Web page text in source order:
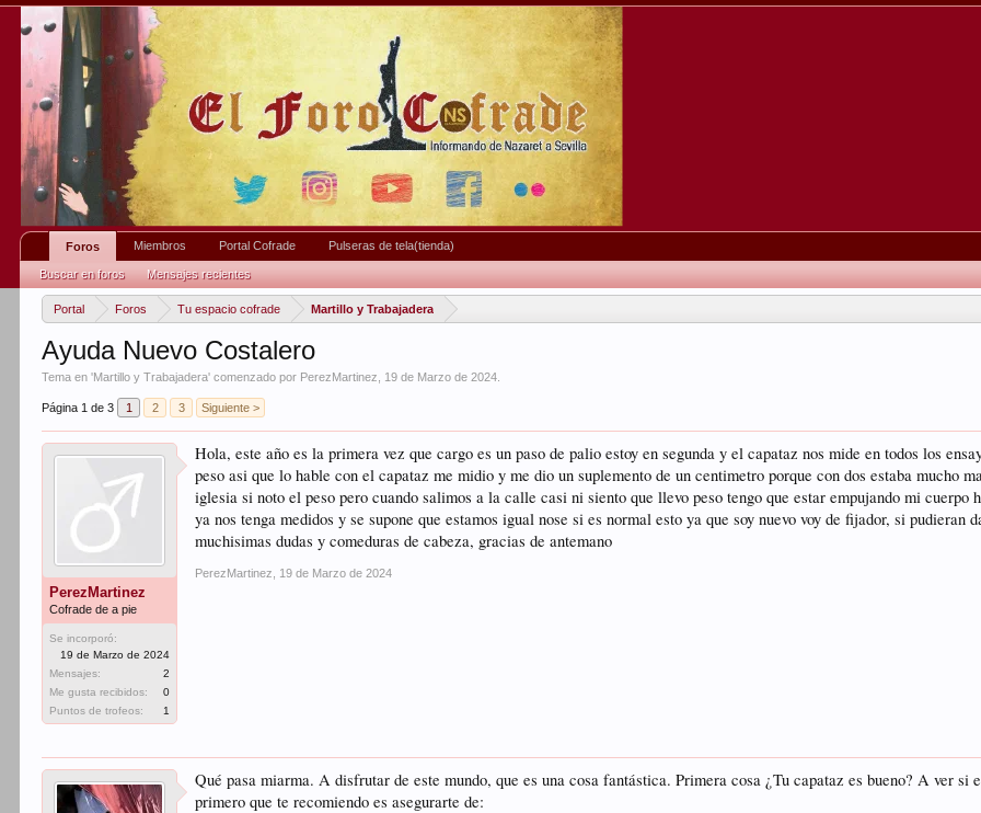
Portal Foros Tu espacio cofrade Martillo y Trabajadera
Ayuda Nuevo Costalero
Tema en 'Martillo y Trabajadera' comenzado por PerezMartinez 19 de Marzo de 2024
Página 1 de 3 1 2 3 Siguiente >
PerezMartinez
Cofrade de a pie
Se incorporó:
19 de Marzo de 2024
Mensajes:
2
Me gusta recibidos:
0
Puntos de trofeos:
1
Hola, este año es la primera vez que cargo es un paso de palio estoy en segunda y el capataz nos mide en todos los
peso asi que lo hable con el capataz me midio y me dio un suplemento de un centimetro porque con dos estaba mucho
iglesia si noto el peso pero cuando salimos a la calle casi ni siento que llevo peso tengo que estar empujando mi
ya nos tenga medidos y se supone que estamos igual nose si es normal esto ya que soy nuevo voy de fijador, si
muchisimas dudas y comeduras de cabeza, gracias de antemano
PerezMartinez 19 de Marzo de 2024
Qué pasa miarma. A disfrutar de este mundo, que es una cosa fantástica. Primera cosa ¿Tu capataz es bueno? A ver
primero que te recomiendo es asegurarte de:
Foros
Buscar en foros Mensajes recientes
Miembros Portal Cofrade Pulseras de tela(tienda)